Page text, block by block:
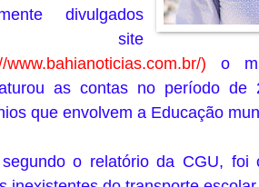
divulgados
www.bahianoticias.com.br/) o
as contas no período
que envolvem a Educação
o relatório da CGU, foi